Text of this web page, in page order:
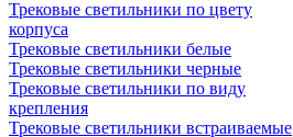
Трековые светильники по цвету
корпуса
Трековые светильники белые
Трековые светильники черные
Трековые светильники по виду
крепления
Трековые светильники встраиваемые